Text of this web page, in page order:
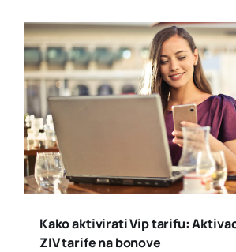
Kako aktivirati Vip tarifu:
ZIV tarife na bonove